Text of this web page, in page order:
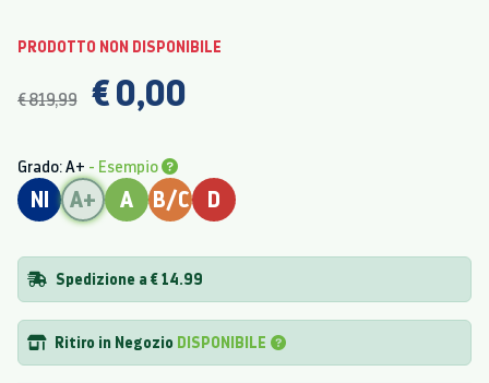
PRODOTTO NON DISPONIBILE
€ 819,99 € 0,00
Grado: A+ - Esempio
NI A+ A B/C D
Spedizione a € 14.99
Ritiro in Negozio DISPONIBILE